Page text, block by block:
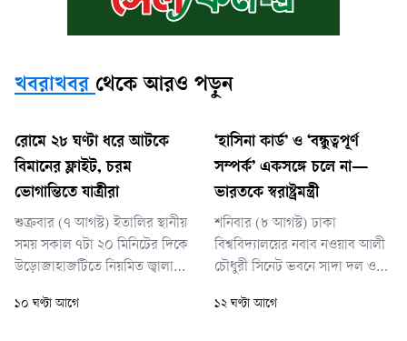
খবরাখবর থেকে আরও পড়ুন
রোমে ২৮ ঘণ্টা ধরে আটকে
বিমানের ফ্লাইট, চরম
ভোগান্তিতে যাত্রীরা
শুক্রবার (৭ আগস্ট) ইতালির স্থানীয়
সময় সকাল ৭টা ২০ মিনিটের দিকে
উড়োজাহাজটিতে নিয়মিত জ্বালানি
পড়ে।
১০ ঘণ্টা আগে
‘হাসিনা কার্ড’ ও ‘বন্ধুত্বপূর্ণ
সম্পর্ক’ একসঙ্গে চলে না—
ভারতকে স্বরাষ্ট্রমন্ত্রী
শনিবার (৮ আগস্ট) ঢাকা
বিশ্ববিদ্যালয়ের নবাব নওয়াব আলী
চৌধুরী সিনেট ভবনে সাদা দল ও
অব বাংলাদেশের আয়োজিত এক
১২ ঘণ্টা আগে